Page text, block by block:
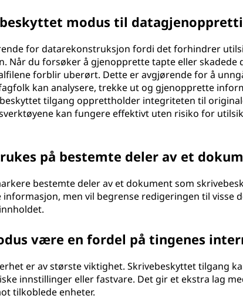
modus til
for datarekonstruksjon fordi det forhindrer
Når du forsøker å gjenopprette tapte eller skadede
forblir uberørt. Dette er avgjørende for å
kan analysere, trekke ut og gjenopprette
tilgang opprettholder integriteten til
kan fungere effektivt uten risiko for
på bestemte deler av et
bestemte deler av et dokument som
men vil begrense redigeringen til visse
være en fordel på tingenes
er av største viktighet. Skrivebeskyttet tilgang
innstillinger eller fastvare. Det gir et ekstra lag
tilkoblede enheter.